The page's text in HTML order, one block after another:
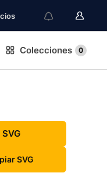
Colecciones 0
SVG
SVG